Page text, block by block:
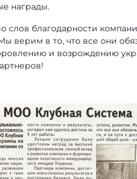
награды.
слов благодарности
верим в то, что все они
и возрождению